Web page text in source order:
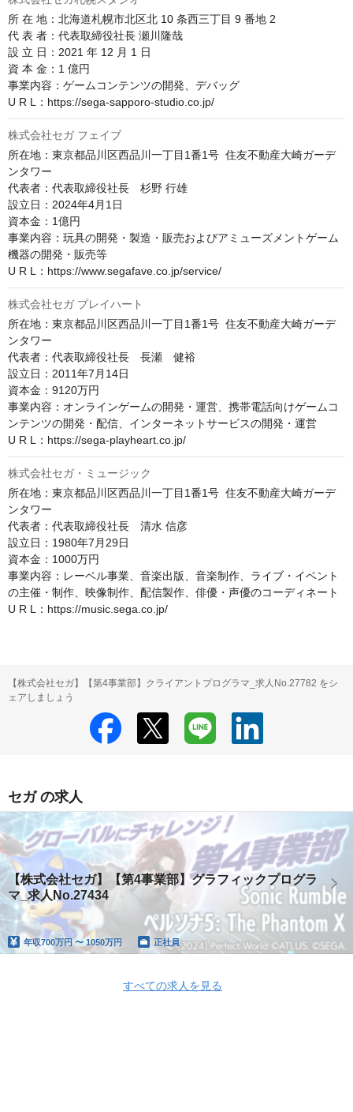
所 在 地：北海道札幌市北区北 10 条西三丁目 9 番地 2
代 表 者：代表取締役社長 瀬川隆哉
設 立 日：2021 年 12 月 1 日
資 本 金：1 億円
事業内容：ゲームコンテンツの開発、デバッグ
U R L：https://sega-sapporo-studio.co.jp/
株式会社セガ フェイブ
所在地：東京都品川区西品川一丁目1番1号  住友不動産大崎ガーデ
ンタワー
代表者：代表取締役社長　杉野 行雄
設立日：2024年4月1日
資本金：1億円
事業内容：玩具の開発・製造・販売およびアミューズメントゲーム
機器の開発・販売等
U R L：https://www.segafave.co.jp/service/
株式会社セガ プレイハート
所在地：東京都品川区西品川一丁目1番1号  住友不動産大崎ガーデ
ンタワー
代表者：代表取締役社長　長瀬　健裕
設立日：2011年7月14日
資本金：9120万円
事業内容：オンラインゲームの開発・運営、携帯電話向けゲームコ
ンテンツの開発・配信、インターネットサービスの開発・運営
U R L：https://sega-playheart.co.jp/
株式会社セガ・ミュージック
所在地：東京都品川区西品川一丁目1番1号  住友不動産大崎ガーデ
ンタワー
代表者：代表取締役社長　清水 信彦
設立日：1980年7月29日
資本金：1000万円
事業内容：レーベル事業、音楽出版、音楽制作、ライブ・イベント
の主催・制作、映像制作、配信製作、俳優・声優のコーディネート
U R L：https://music.sega.co.jp/
【株式会社セガ】【第4事業部】クライアントプログラマ_求人No.27782 をシ
ェアしましょう
セガ の求人
【株式会社セガ】【第4事業部】グラフィックプログラ
マ_求人No.27434
年収700万円 〜 1050万円 正社員
すべての求人を見る